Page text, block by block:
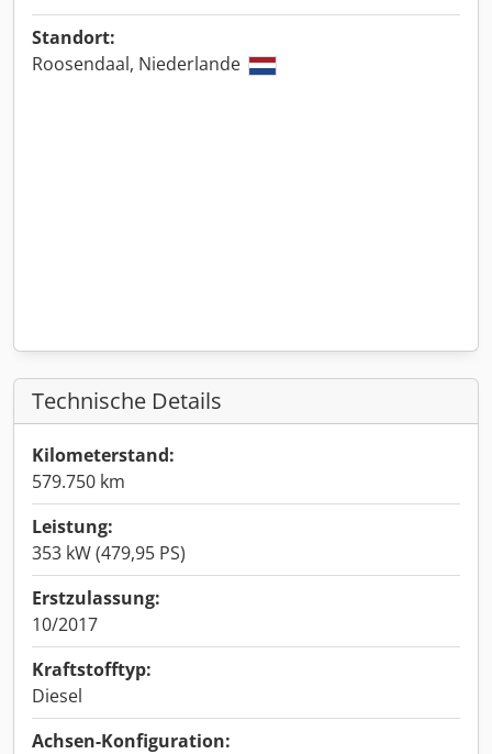
Standort:
Roosendaal, Niederlande
Technische Details
Kilometerstand:
579.750 km
Leistung:
353 kW (479,95 PS)
Erstzulassung:
10/2017
Kraftstofftyp:
Diesel
Achsen-Konfiguration: